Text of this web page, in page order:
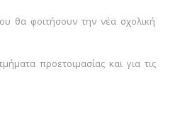
θα φοιτήσουν την νέα σχολική
προετοιμασίας και για τις